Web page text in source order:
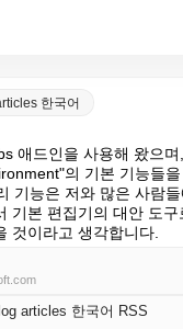
한국어
애드인을 사용해 왔으
의 기본 기능들
기능은 저와 많은 사람
기본 편집기의 대안 도
것이라고 생각합니다.
articles 한국어 RSS